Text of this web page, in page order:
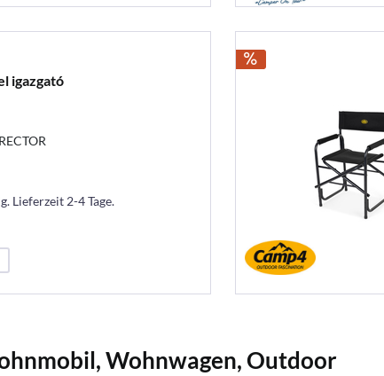
igazgató
Lieferzeit 2-4 Tage.
Wohnwagen, Outdoor